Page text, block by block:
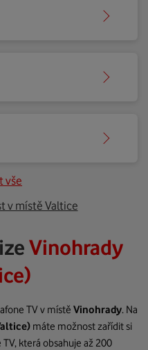
vše
v místě Valtice
Vinohrady
TV v místě Vinohrady. Na
máte možnost zařídit si
která obsahuje až 200